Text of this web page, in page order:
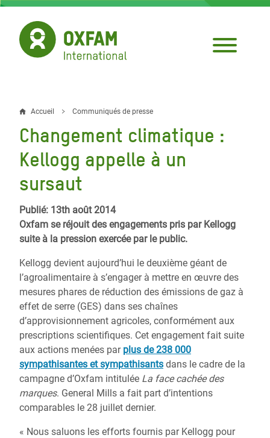
Aller
contenu
principal
Fil
d'Ariane
Accueil Communiqués de presse
Changement climatique :
Kellogg appelle à un
sursaut
Publié: 13th août 2014
Oxfam se réjouit des engagements pris par Kellogg
suite à la pression exercée par le public.
Kellogg devient aujourd’hui le deuxième géant de
l’agroalimentaire à s’engager à mettre en œuvre des
mesures phares de réduction des émissions de gaz à
effet de serre (GES) dans ses chaînes
d’approvisionnement agricoles, conformément aux
prescriptions scientifiques. Cet engagement fait suite
aux actions menées par plus de 238 000
sympathisantes et sympathisants dans le cadre de la
campagne d’Oxfam intitulée La face cachée des
marques. General Mills a fait part d’intentions
comparables le 28 juillet dernier.
« Nous saluons les efforts fournis par Kellogg pour